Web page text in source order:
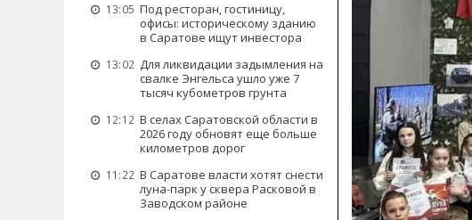
13:05 Под ресторан, гостиницу,
офисы: историческому зданию
в Саратове ищут инвестора
13:02 Для ликвидации задымления на
свалке Энгельса ушло уже 7
тысяч кубометров грунта
12:12 В селах Саратовской области в
2026 году обновят еще больше
километров дорог
11:22 В Саратове власти хотят снести
луна-парк у сквера Расковой в
Заводском районе